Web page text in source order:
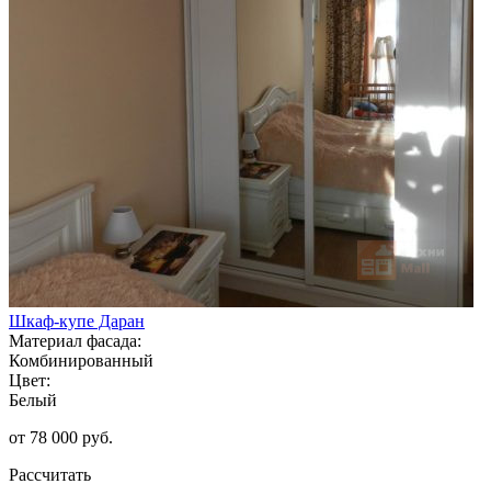
Шкаф-купе Даран
Материал фасада:
Комбинированный
Цвет:
Белый
от 78 000 руб.
Рассчитать